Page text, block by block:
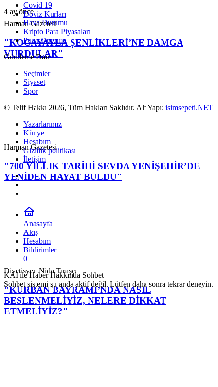
4 ay önce
Harman Gazetesi
"KOCAYAYLA ŞENLİKLERİ’NE DAMGA
VURDULAR"
Harman Gazetesi
"700 YILLIK TARİHİ SEVDA YENİŞEHİR’DE
YENİDEN HAYAT BULDU"
Diyetisyen Nida Tıraşçı
"KURBAN BAYRAMI’NDA NASIL
BESLENMELİYİZ, NELERE DİKKAT
ETMELİYİZ?"
Covid 19
Döviz Kurları
Hava Durumu
Kripto Para Piyasaları
Puan Durumu
Gündeme Dair
Seçimler
Siyaset
Spor
© Telif Hakkı 2026, Tüm Hakları Saklıdır. Alt Yapı: isimsepeti.NET
Yazarlarımız
Künye
Hesabım
Gizlilik politikası
İletişim
Anasayfa
Akış
Hesabım
Bildirimler
0
KAI ile Haber Hakkında Sohbet
Sohbet sistemi şu anda aktif değil. Lütfen daha sonra tekrar deneyin.